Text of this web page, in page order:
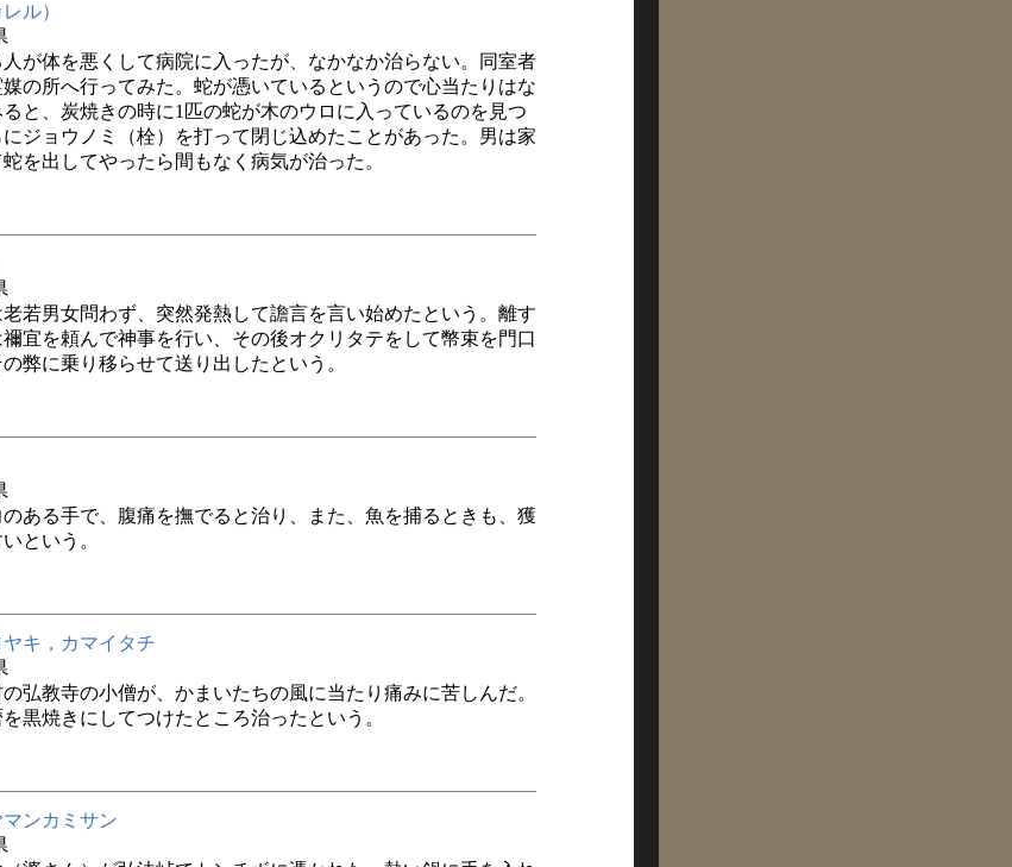
ル）
が体を悪くして病院に入ったが、なかなか治らない。同室者
の所へ行ってみた。蛇が憑いているというので心当たりはな
と、炭焼きの時に1匹の蛇が木のウロに入っているのを見つ
ジョウノミ（栓）を打って閉じ込めたことがあった。男は家
を出してやったら間もなく病気が治った。
若男女問わず、突然発熱して譫言を言い始めたという。離す
宜を頼んで神事を行い、その後オクリタテをして幣束を門口
弊に乗り移らせて送り出したという。
ある手で、腹痛を撫でると治り、また、魚を捕るときも、獲
という。
キ，カマイタチ
弘教寺の小僧が、かまいたちの風に当たり痛みに苦しんだ。
黒焼きにしてつけたところ治ったという。
マンカミサン